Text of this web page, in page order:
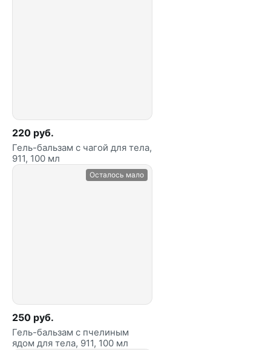
220 руб.
Гель-бальзам с чагой для тела,
911, 100 мл
Осталось мало
250 руб.
Гель-бальзам с пчелиным
ядом для тела, 911, 100 мл